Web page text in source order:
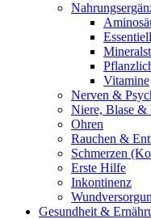
Vitamine
Nerven &
Niere, Blase &
Ohren
Rauchen &
Schmerzen
Erste Hilfe
Inkontinenz
Gesundheit &